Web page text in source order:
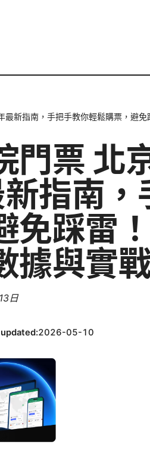
新指南，手把手教你輕鬆購票，避
門票 北
指南，
免踩雷
據與實
日
2026-05-10